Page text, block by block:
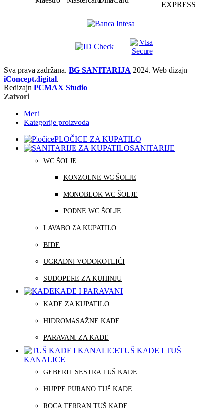
Sva prava zadržana. BG SANITARIJA 2024. Web dizajn
iConcept.digital.
Redizajn PCMAX Studio
Zatvori
Meni
Kategorije proizvoda
PLOČICE ZA KUPATILO
SANITARIJE
WC ŠOLJE
KONZOLNE WC ŠOLJE
MONOBLOK WC ŠOLJE
PODNE WC ŠOLJE
LAVABO ZA KUPATILO
BIDE
UGRADNI VODOKOTLIĆI
SUDOPERE ZA KUHINJU
KADE I PARAVANI
KADE ZA KUPATILO
HIDROMASAŽNE KADE
PARAVANI ZA KADE
TUŠ KADE I TUŠ
KANALICE
GEBERIT SESTRA TUŠ KADE
HUPPE PURANO TUŠ KADE
ROCA TERRAN TUŠ KADE